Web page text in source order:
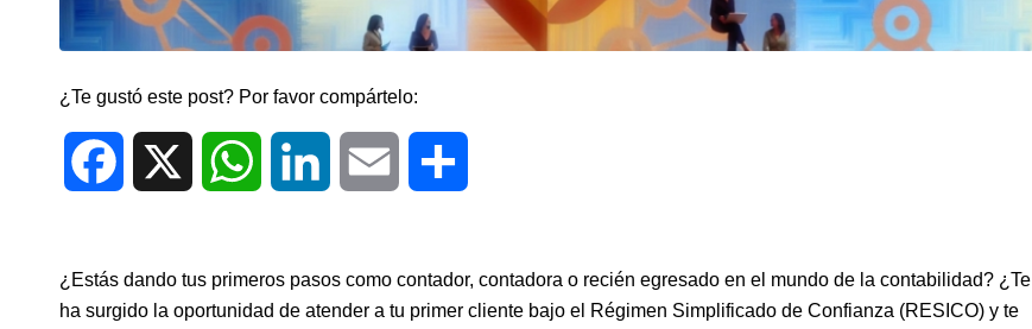
¿Te gustó este post? Por favor compártelo:
Facebook WhatsAppLinkedIn Email
¿Estás dando tus primeros pasos como contador, contadora o recién egresado en el mundo de la⁤ contabilidad? ¿Te
ha surgido la oportunidad de atender a tu primer cliente bajo el Régimen Simplificado de Confianza (RESICO)⁣ y te